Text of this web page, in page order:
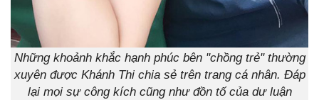
Những khoảnh khắc hạnh phúc bên "chồng trẻ" thường
xuyên được Khánh Thi chia sẻ trên trang cá nhân. Đáp
lại mọi sự công kích cũng như đồn tố của dư luận